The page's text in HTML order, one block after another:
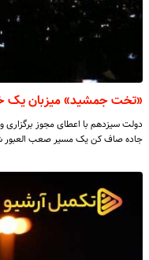
«تخت جمشید» میزبان یک
دولت سیزدهم با اعطای مجوز
جاده صاف کن یک مسیر صعب العبور